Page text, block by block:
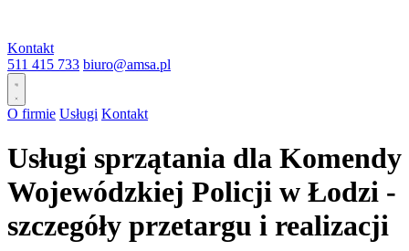
Kontakt
511 415 733 biuro@amsa.pl
O firmie Usługi Kontakt
Usługi sprzątania dla Komendy
Wojewódzkiej Policji w Łodzi -
szczegóły przetargu i realizacji